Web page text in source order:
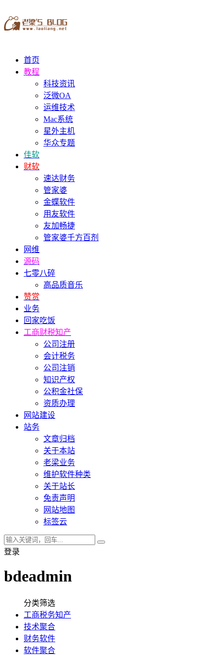
首页
教程
科技资讯
泛微OA
运维技术
Mac系统
星外主机
华众专题
佳软
财软
速达财务
管家婆
金蝶软件
用友软件
友加畅捷
管家婆千方百剂
网维
源码
七零八碎
高品质音乐
赞赏
业务
回家吃饭
工商财税知产
公司注册
会计税务
公司注销
知识产权
公积金社保
资质办理
网站建设
站务
文章归档
关于本站
老梁业务
维护软件种类
关于站长
免责声明
网站地图
标签云
登录
bdeadmin
分类筛选
工商税务知产
技术聚合
财务软件
软件聚合